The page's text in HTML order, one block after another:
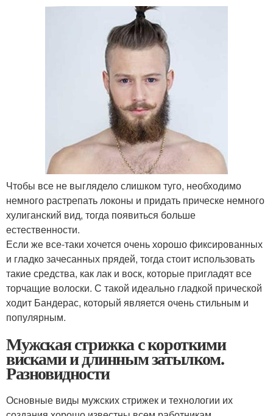
Чтобы все не выглядело слишком туго, необходимо
немного растрепать локоны и придать прическе немного
хулиганский вид, тогда появиться больше
естественности.
Если же все-таки хочется очень хорошо фиксированных
и гладко зачесанных прядей, тогда стоит использовать
такие средства, как лак и воск, которые пригладят все
торчащие волоски. С такой идеально гладкой прической
ходит Бандерас, который является очень стильным и
популярным.
Мужская стрижка с короткими
висками и длинным затылком.
Разновидности
Основные виды мужских стрижек и технологии их